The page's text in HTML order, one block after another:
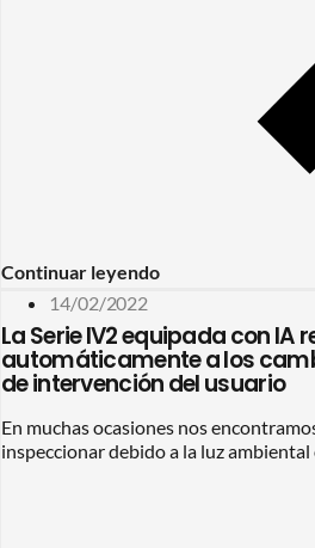
Continuar leyendo
14/02/2022
La Serie IV2 equipada con IA
automáticamente a los
de intervención del usuario
En muchas ocasiones nos
inspeccionar debido a la luz ambiental